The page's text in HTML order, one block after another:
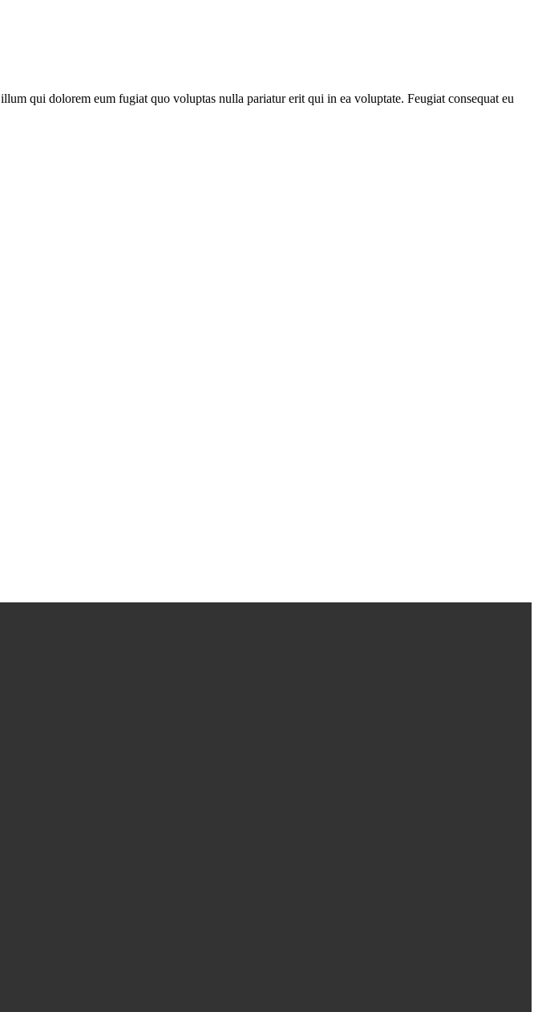
qui dolorem eum fugiat quo voluptas nulla pariatur erit qui in ea voluptate. Feugiat consequat eu